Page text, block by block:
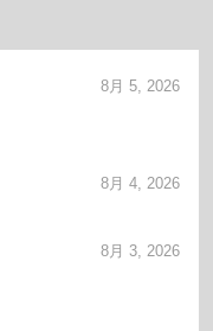
8月 5, 2026
8月 4, 2026
8月 3, 2026